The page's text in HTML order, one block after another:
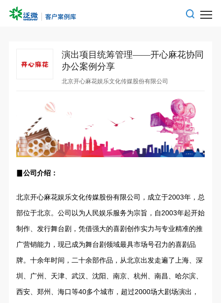
演出项目统筹管理——开心麻花协同
办公案例分享
北京开心麻花娱乐文化传媒股份有限公司
▊公司介绍：
北京开心麻花娱乐文化传媒股份有限公司，成立于2003年，总
部位于北京。公司以为人民娱乐服务为宗旨，自2003年起开始
制作、发行舞台剧，凭借强大的喜剧创作实力与专业精准的推
广营销能力，现已成为舞台剧领域最具市场号召力的喜剧品
牌。十余年时间，二十余部作品，从北京出发走遍了上海、深
圳、广州、天津、武汉、沈阳、南京、杭州、南昌、哈尔滨、
西安、郑州、海口等40多个城市，超过2000场大剧场演出，